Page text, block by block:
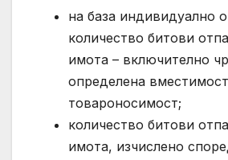
на база индивидуално
количество битови
имота – включително
определена
товароносимост;
количество битови
имота, изчислено